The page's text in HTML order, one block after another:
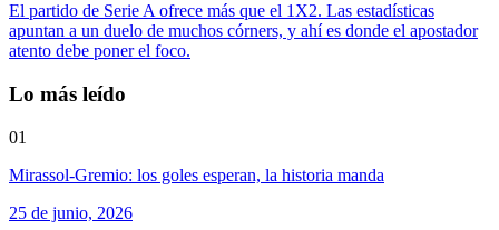
El partido de Serie A ofrece más que el 1X2. Las estadísticas
apuntan a un duelo de muchos córners, y ahí es donde el apostador
atento debe poner el foco.
Lo más leído
01
Mirassol-Gremio: los goles esperan, la historia manda
25 de junio, 2026